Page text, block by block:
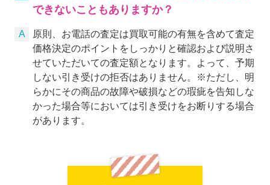
できないこともありますか？
原則、お電話の査定は買取可能の有無を含めて査定
価格決定のポイントをしっかりと確認および説明さ
せていただいての査定額となります。よって、予期
しない引き受けの拒否はありません。※ただし、明
らかにその商品の故障や破損などの瑕疵を告知しな
かった場合等においては引き受けをお断りする場合
があります。